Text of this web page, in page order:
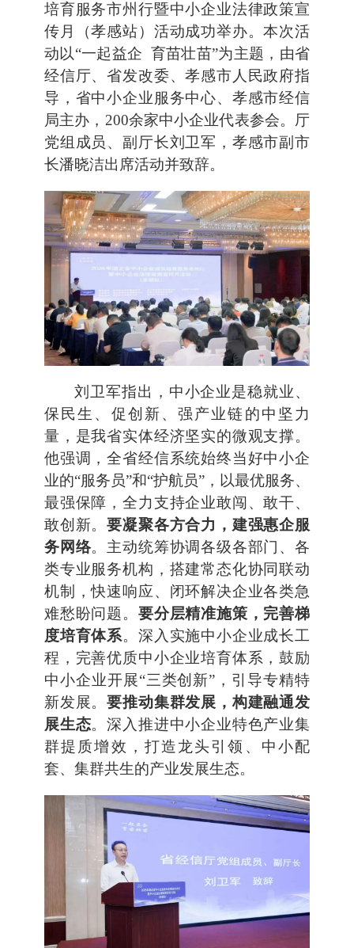
培育服务市州行暨中小企业法律政策宣
传月（孝感站）活动成功举办。本次活
动以“一起益企 育苗壮苗”为主题，由省
经信厅、省发改委、孝感市人民政府指
导，省中小企业服务中心、孝感市经信
局主办，200余家中小企业代表参会。厅
党组成员、副厅长刘卫军，孝感市副市
长潘晓洁出席活动并致辞。
刘卫军指出，中小企业是稳就业、
保民生、促创新、强产业链的中坚力
量，是我省实体经济坚实的微观支撑。
他强调，全省经信系统始终当好中小企
业的“服务员”和“护航员”，以最优服务、
最强保障，全力支持企业敢闯、敢干、
敢创新。要凝聚各方合力，建强惠企服
务网络。主动统筹协调各级各部门、各
类专业服务机构，搭建常态化协同联动
机制，快速响应、闭环解决企业各类急
难愁盼问题。 要分层精准施策，完善梯
度培育体系。深入实施中小企业成长工
程，完善优质中小企业培育体系，鼓励
中小企业开展“三类创新”，引导专精特
新发展。要推动集群发展，构建融通发
展生态。深入推进中小企业特色产业集
群提质增效，打造龙头引领、中小配
套、集群共生的产业发展生态。